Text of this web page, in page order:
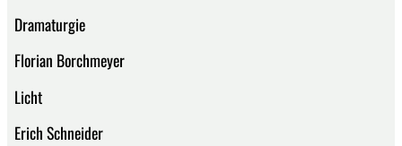
Dramaturgie
Florian Borchmeyer
Licht
Erich Schneider